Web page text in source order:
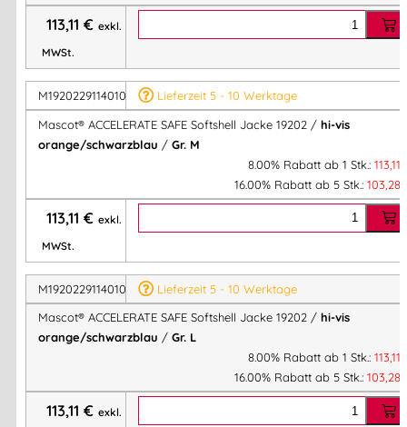
Reflexeffekten, wasserdichten Reißverschlüssen & moderner
Passform – ideal für Arbeitseinsätze.
Mascot Softshelljacke, Mascot ACCELERATE SAFE 19202,
Arbeitsjacke Softshell, wasserabweisende Arbeitsjacke,
winddichte Arbeitsjacke, Reflexjacke Arbeit, Mascot
Workwear Softshell
Kategorien:Mascot® Softshell
Mascot® ACCELERATE SAFE,Schutzkleidung
Jacken/Westen,Berufsbekleidung
Herstellerinformationen
Hersteller:
MASCOT International A/S
Herstelleranschrift:
DK-7442 Engesvang
Mehr Information E-Mail: info@bannenberg.at
113,11 € exkl.
MWSt.
M1920229114010M
Lieferzeit 5 - 10 Werktage
Mascot® ACCELERATE SAFE Softshell Jacke 19202 / hi-vis
orange/schwarzblau / Gr. M
8.00% Rabatt ab 1 Stk.: 113,11
16.00% Rabatt ab 5 Stk.: 103,28
113,11 € exkl.
MWSt.
M1920229114010L
Lieferzeit 5 - 10 Werktage
Mascot® ACCELERATE SAFE Softshell Jacke 19202 / hi-vis
orange/schwarzblau / Gr. L
8.00% Rabatt ab 1 Stk.: 113,11
16.00% Rabatt ab 5 Stk.: 103,28
113,11 € exkl.